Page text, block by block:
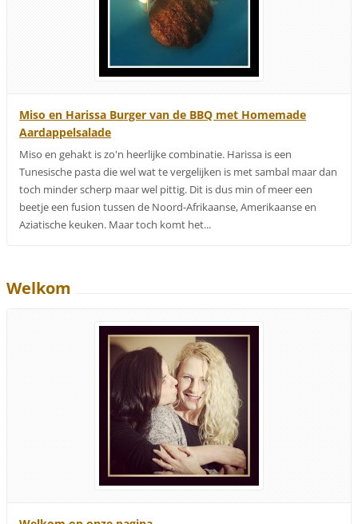
Miso en Harissa Burger van de BBQ met Homemade
Aardappelsalade
Miso en gehakt is zo'n heerlijke combinatie. Harissa is een
Tunesische pasta die wel wat te vergelijken is met sambal maar dan
toch minder scherp maar wel pittig. Dit is dus min of meer een
beetje een fusion tussen de Noord-Afrikaanse, Amerikaanse en
Aziatische keuken. Maar toch komt het...
Welkom